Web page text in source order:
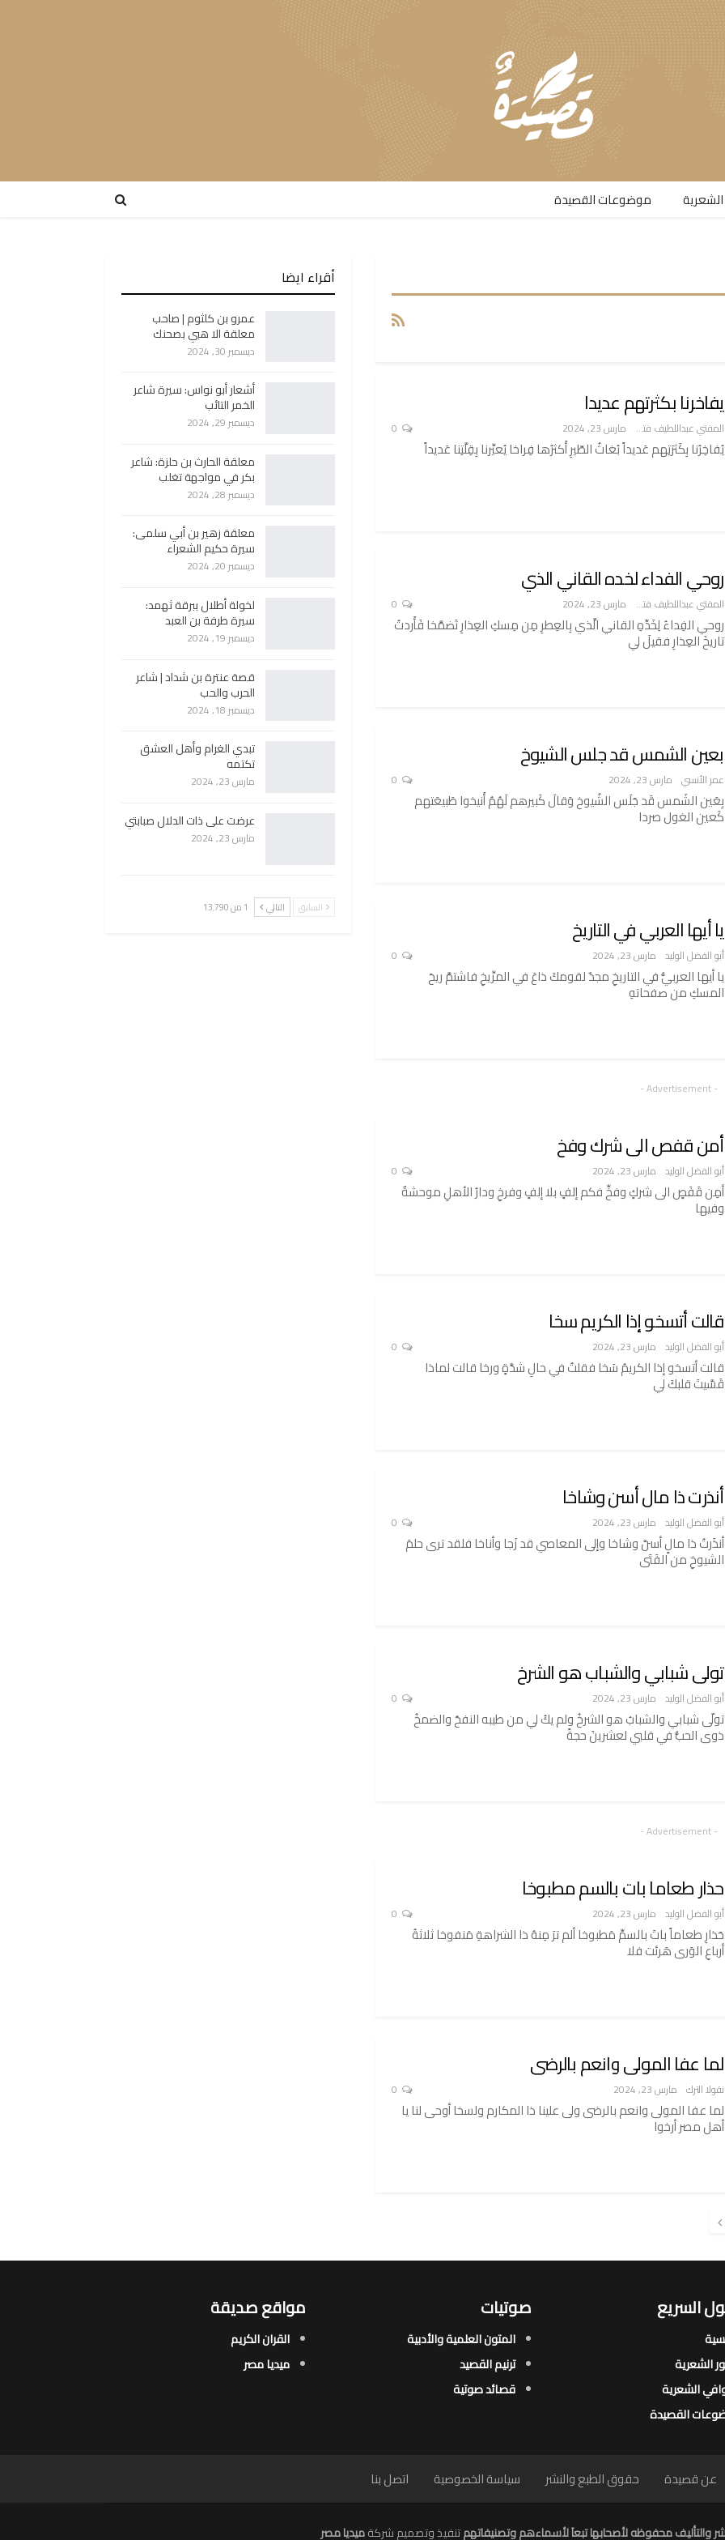
موضوعات القصيدة​
يفاخرنا بكثرتهم عديدا
المفتي عبداللطيف فتح الله مارس 23, 2024
يُفاخِرُنا بِكَثرَتِهم عَديداً بُغاثُ الطّيرِ أَكثرُها فِراخا يُعيِّرنا بِقِلَّتِنا عَديداً
روحي الفداء لخده القاني الذي
المفتي عبداللطيف فتح الله مارس 23, 2024
روحي الفِداءُ لِخَدِّهِ القاني الَّذي بِالعِطرِ مِن مِسكِ العِذارِ تَضمَّخا فَأَردتُ
تاريخَ العِذارِ فقيلَ لي
بعين الشمس قد جلس الشيوخ
عمر الأنسي مارس 23, 2024
بِعَين الشَمس قَد جَلَس الشُيوخ وَقالَ كَبيرهم لَهُمُ أَنيخوا طَبيعَتهم
كَعين الغول صردا
يا أيها العربي في التاريخ
أبو الفضل الوليد مارس 23, 2024
يا أيها العربيُّ في التاريخِ مجدٌ لقومكَ ذاعَ في المرِّيخِ فاشتمَّ ريحَ
المسكِ من صفحاتهِ
- Advertisement -
أمن قفص الى شرك وفخ
أبو الفضل الوليد مارس 23, 2024
أمِن قَفَصٍ الى شركٍ وفخِّ فكم إلفٍ بلا إلفٍ وفرخِ ودارُ الأهلِ موحشةٌ
وفيها
قالت أتسخو إذا الكريم سخا
أبو الفضل الوليد مارس 23, 2024
قالت أتسخو إذا الكريمُ سَخا فقلتُ في حالِ شدَّةٍ ورخا قالت لماذا
قَسَّيتَ قلبكَ لي
أنذرت ذا مال أسن وشاخا
أبو الفضل الوليد مارس 23, 2024
أنذَرتُ ذا مالٍ أسنَّ وشاخا وإلى المعاصي قد زَجا وأناخا فلقد ترى حلمَ
الشيوخِ من الفَتَى
تولى شبابي والشباب هو الشرخ
أبو الفضل الوليد مارس 23, 2024
تولّى شبابي والشبابُ هو الشرخُ ولم يكُ لي من طيبه النفحُ والضمخُ
ذوى الحبُّ في قلبي لعشرينَ حجةً
- Advertisement -
حذار طعاما بات بالسم مطبوخا
أبو الفضل الوليد مارس 23, 2024
حَذارِ طعاماً باتَ بالسمِّ مَطبوخا ألم ترَ مِنهُ ذا الشراهةِ مَنفوخا ثلاثةُ
أرباعِ الوَرى هَرئت فلا
لما عفا المولى وانعم بالرضى
نقولا الترك مارس 23, 2024
لما عفا المولى وانعم بالرضى ولى علينا ذا المكارم ولسخا أوحى لنا يا
أهل مصر أرخوا
أقراء ايضا
عمرو بن كلثوم | صاحب
معلقة الا هبي بصحنك
ديسمبر 30, 2024
أشعار أبو نواس: سيرة شاعر
الخمر التائب
ديسمبر 29, 2024
معلقة الحارث بن حلزة: شاعر
بكر في مواجهة تغلب
ديسمبر 28, 2024
معلقة زهير بن أبي سلمى:
سيرة حكيم الشعراء
ديسمبر 20, 2024
لخولة أطلال ببرقة ثهمد:
سيرة طرفة بن العبد
ديسمبر 19, 2024
قصة عنترة بن شداد | شاعر
الحرب والحب
ديسمبر 18, 2024
تبدي الغرام وأهل العشق
تكتمه
مارس 23, 2024
عرضت على ذات الدلال صبابتي
مارس 23, 2024
السابق التالي 1 من 13٬790
السريع
الشعرية​
الشعرية​
القصيدة​
صوتيات
المتون العلمية والأدبية
ترنيم القصيد
قصائد صوتية
مواقع صديقة
القران الكريم
ميديا مصر
عن قصيدة حقوق الطبع والنشر سياسة الخصوصية اتصل بنا
والتأليف محفوظه لأصحابها تبعاَ لأسماءهم وتصنيفاتهمتنفيذ وتصميم شركةميديا مصر